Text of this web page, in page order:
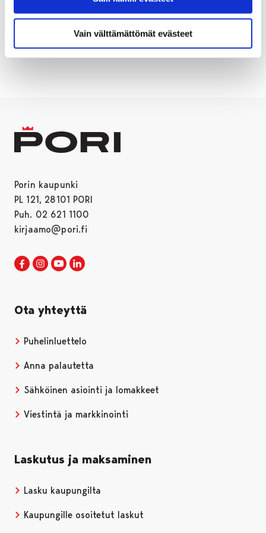
Vain välttämättömät evästeet
Porin kaupunki
PL 121, 28101 PORI
Puh. 02 621 1100
kirjaamo@pori.fi
Porin kaupunki Facebookissa
Avautuu uudessa välilehdessä
Porin kaupunki Instagramissa
Avautuu uudessa välilehdessä
Porin kaupunki Youtubessa
Avautuu uudessa välilehdessä
Ota yhteyttä
Puhelinluettelo
Anna palautetta
Sähköinen asiointi ja lomakkeet
Viestintä ja markkinointi
Laskutus ja maksaminen
Lasku kaupungilta
Kaupungille osoitetut laskut